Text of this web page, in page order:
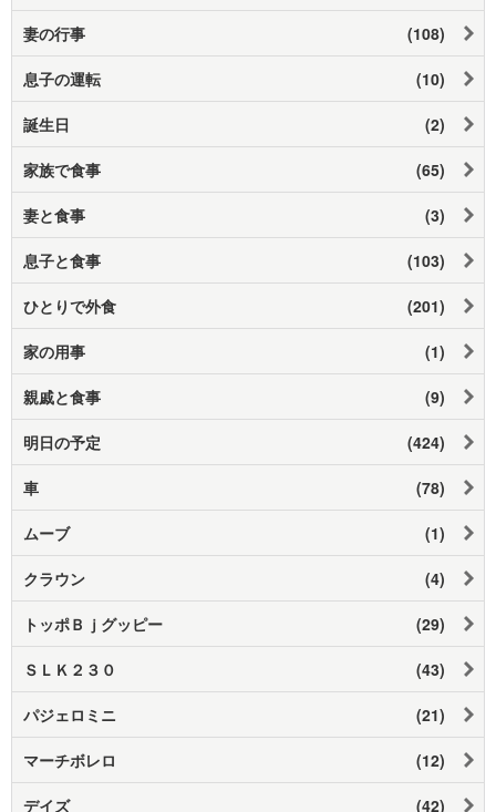
妻の行事 (108)
息子の運転 (10)
誕生日 (2)
家族で食事 (65)
妻と食事 (3)
息子と食事 (103)
ひとりで外食 (201)
家の用事 (1)
親戚と食事 (9)
明日の予定 (424)
車 (78)
ムーブ (1)
クラウン (4)
トッポＢｊグッピー (29)
ＳＬＫ２３０ (43)
パジェロミニ (21)
マーチボレロ (12)
デイズ (42)